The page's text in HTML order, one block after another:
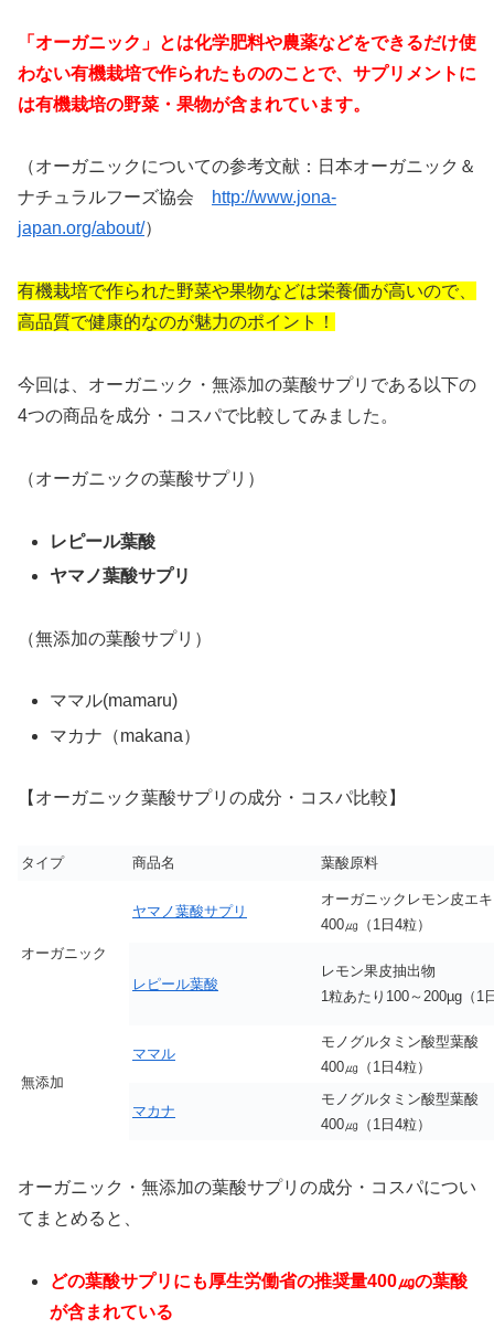
「オーガニック」とは化学肥料や農薬などをできるだけ使
わない有機栽培で作られたもののことで、サプリメントに
は有機栽培の野菜・果物が含まれています。
（オーガニックについての参考文献：日本オーガニック＆
ナチュラルフーズ協会
http://www.jona-
japan.org/about/）
有機栽培で作られた野菜や果物などは栄養価が高いので、
高品質で健康的なのが魅力のポイント！
今回は、オーガニック・無添加の葉酸サプリである以下の
4つの商品を成分・コスパで比較してみました。
（オーガニックの葉酸サプリ）
レピール葉酸
ヤマノ葉酸サプリ
（無添加の葉酸サプリ）
ママル(mamaru)
マカナ（makana）
【オーガニック葉酸サプリの成分・コスパ比較】
タイプ 商品名 葉酸原料
オーガニック
ヤマノ葉酸サプリ
オーガニックレモン皮エ
400㎍（1日4粒）
レピール葉酸
レモン果皮抽出物
1粒あたり100～200µg（1
無添加
ママル
モノグルタミン酸型葉酸
400㎍（1日4粒）
マカナ
モノグルタミン酸型葉酸
400㎍（1日4粒）
オーガニック・無添加の葉酸サプリの成分・コスパについ
てまとめると、
どの葉酸サプリにも厚生労働省の推奨量400㎍の葉酸
が含まれている